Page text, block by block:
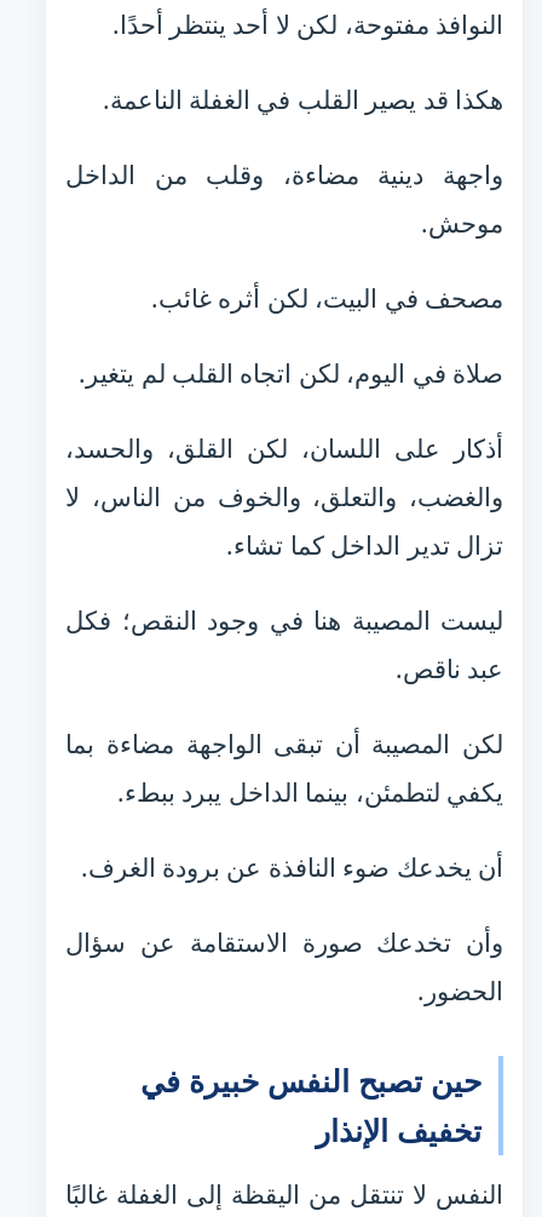
النوافذ مفتوحة، لكن لا أحد ينتظر أحدًا.
هكذا قد يصير القلب في الغفلة الناعمة.
واجهة دينية مضاءة، وقلب من الداخل
موحش.
مصحف في البيت، لكن أثره غائب.
صلاة في اليوم، لكن اتجاه القلب لم يتغير.
أذكار على اللسان، لكن القلق، والحسد،
والغضب، والتعلق، والخوف من الناس، لا
تزال تدير الداخل كما تشاء.
ليست المصيبة هنا في وجود النقص؛ فكل
عبد ناقص.
لكن المصيبة أن تبقى الواجهة مضاءة بما
يكفي لتطمئن، بينما الداخل يبرد ببطء.
أن يخدعك ضوء النافذة عن برودة الغرف.
وأن تخدعك صورة الاستقامة عن سؤال
الحضور.
حين تصبح النفس خبيرة في
تخفيف الإنذار
النفس لا تنتقل من اليقظة إلى الغفلة غالبًا